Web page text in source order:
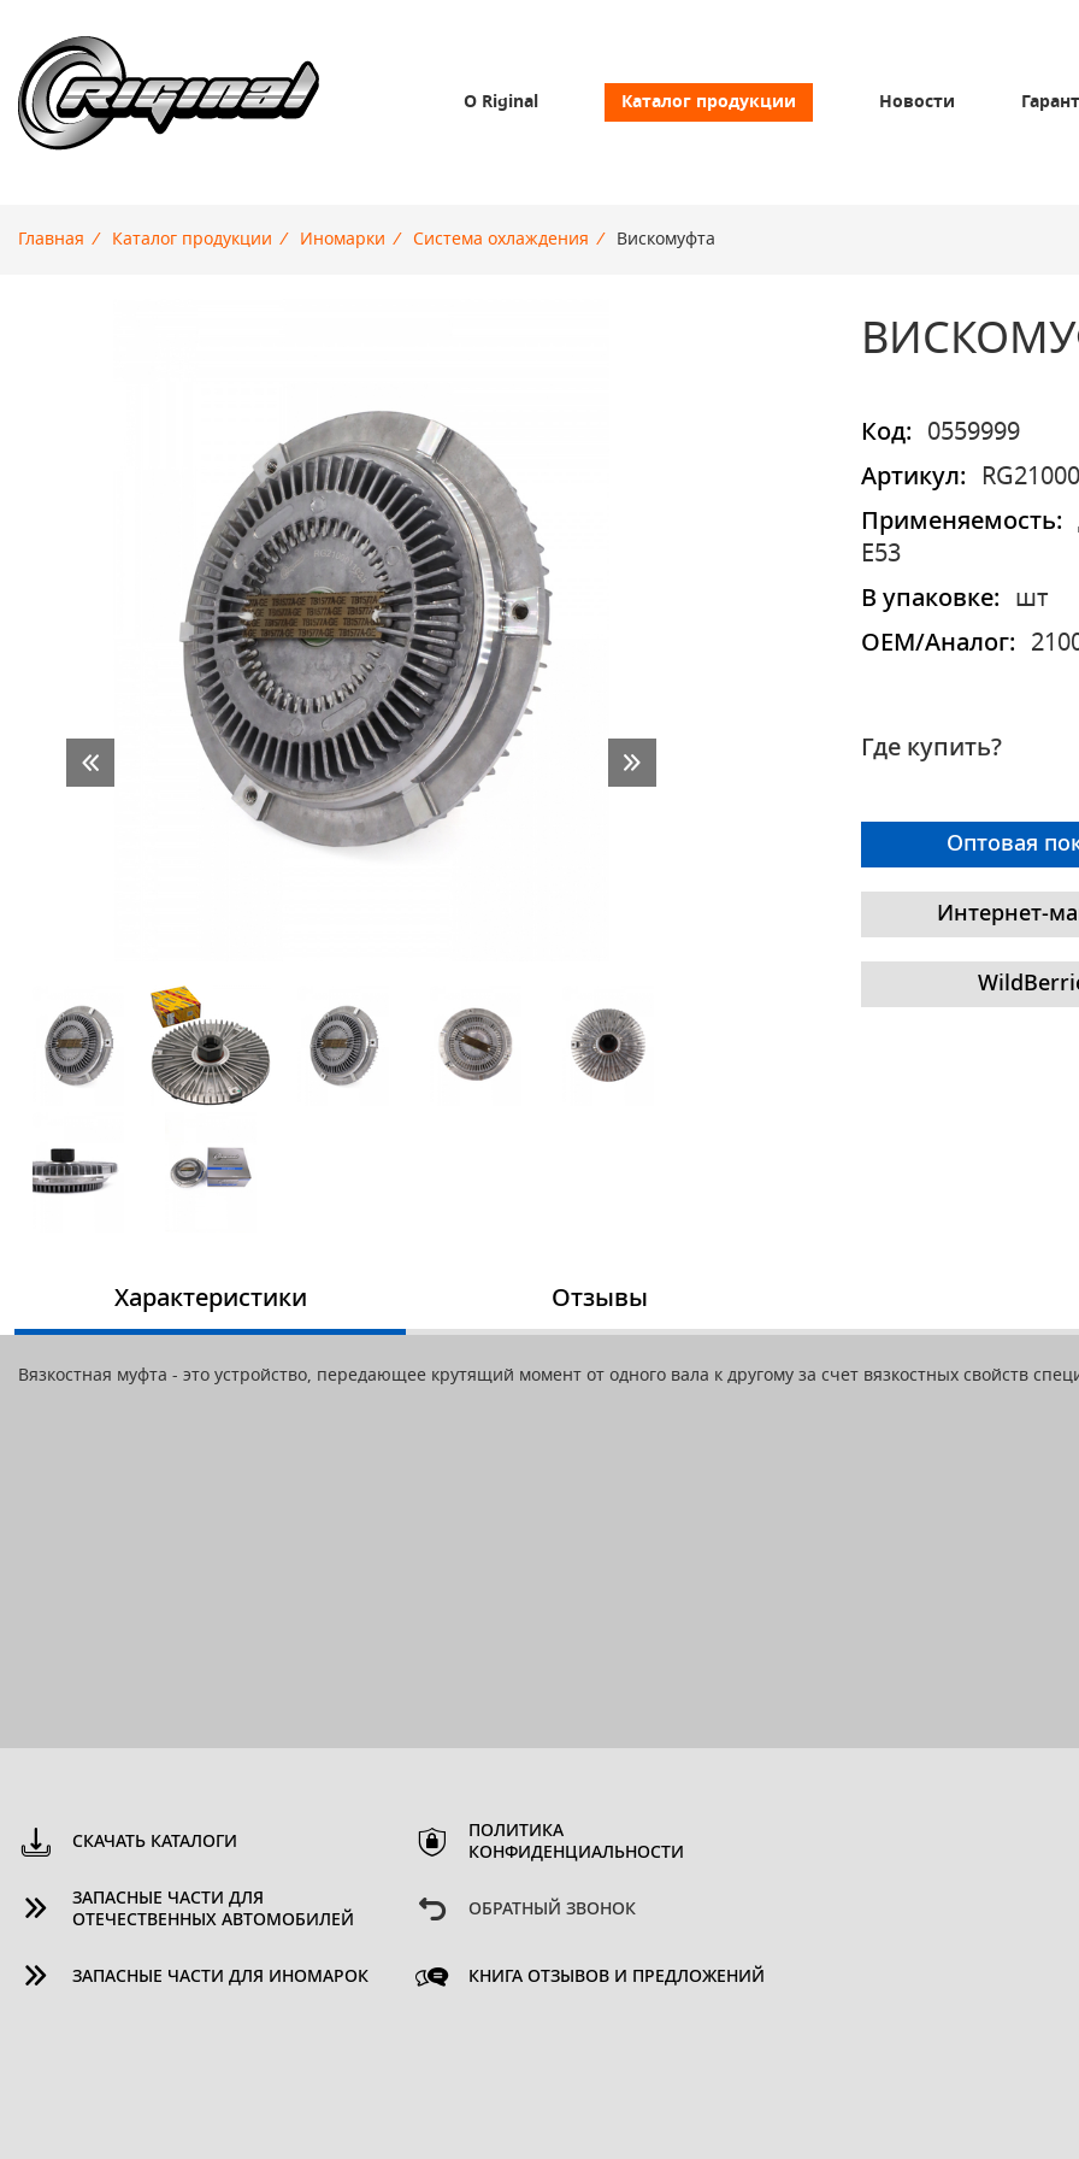
О Riginal Каталог продукции Новости
Главная / Каталог продукции / Иномарки / Система охлаждения / Вискомуфта
Код:
0559999
Артикул:
Применяемость:
E53
В упаковке:
шт
OEM/Аналог:
Где купить?
Оптовая
Интернет-
Характеристики
Вязкостная муфта - это устройство, передающее крутящий момент от одного вала к другому за счет вязкостных свойств
Отзывы
СКАЧАТЬ КАТАЛОГИ
ЗАПАСНЫЕ ЧАСТИ ДЛЯ
ОТЕЧЕСТВЕННЫХ АВТОМОБИЛЕЙ
ЗАПАСНЫЕ ЧАСТИ ДЛЯ ИНОМАРОК
ПОЛИТИКА
КОНФИДЕНЦИАЛЬНОСТИ
ОБРАТНЫЙ ЗВОНОК
КНИГА ОТЗЫВОВ И ПРЕДЛОЖЕНИЙ